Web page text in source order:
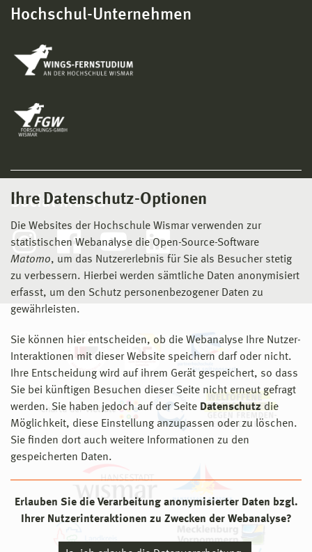
Ihre Datenschutz-Optionen
Die Websites der Hochschule Wismar verwenden zur
statistischen Webanalyse die Open-Source-Software
Matomo, um das Nutzererlebnis für Sie als Besucher stetig
zu verbessern. Hierbei werden sämtliche Daten anonymisiert
erfasst, um den Schutz personenbezogener Daten zu
gewährleisten.
Sie können hier entscheiden, ob die Webanalyse Ihre Nutzer-
Interaktionen mit dieser Website speichern darf oder nicht.
Ihre Entscheidung wird auf ihrem Gerät gespeichert, so dass
Sie bei künftigen Besuchen dieser Seite nicht erneut gefragt
werden. Sie haben jedoch auf der Seite Datenschutz die
Möglichkeit, diese Einstellung anzupassen oder zu löschen.
Sie finden dort auch weitere Informationen zu den
gespeicherten Daten.
Erlauben Sie die Verarbeitung anonymisierter Daten bzgl.
Ihrer Nutzerinteraktionen zu Zwecken der Webanalyse?
Hochschul-Unternehmen
Social Media